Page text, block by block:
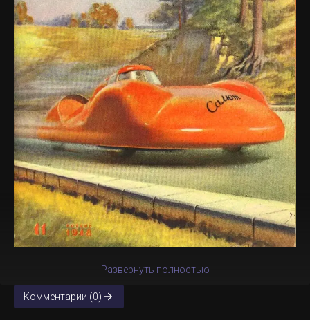
Развернуть полностью
Комментарии (0)